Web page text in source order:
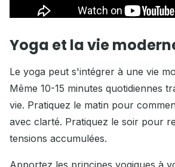
Yoga et la vie
Le yoga peut s'intégrer à une vie
Même 10-15 minutes quotidiennes
vie. Pratiquez le matin pour
avec clarté. Pratiquez le soir pour
tensions accumulées.
Apportez les principes yogiques à